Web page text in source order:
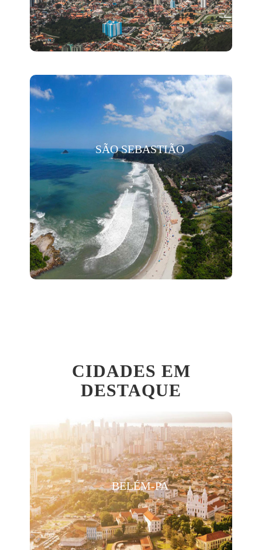
SÃO SEBASTIÃO
CIDADES EM
DESTAQUE
BELÉM-PA